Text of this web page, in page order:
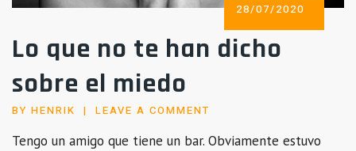
Lo que no te han dicho
sobre el miedo
POSTED
ON
28/07/2020
BY HENRIK LEAVE A COMMENT
Tengo un amigo que tiene un bar. Obviamente estuvo